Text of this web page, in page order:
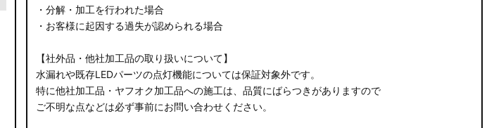
・分解・加工を行われた場合
・お客様に起因する過失が認められる場合
【社外品・他社加工品の取り扱いについて】
水漏れや既存LEDパーツの点灯機能については保証対象外です。
特に他社加工品・ヤフオク加工品への施工は、品質にばらつきがありますので
ご不明な点などは必ず事前にお問い合わせください。